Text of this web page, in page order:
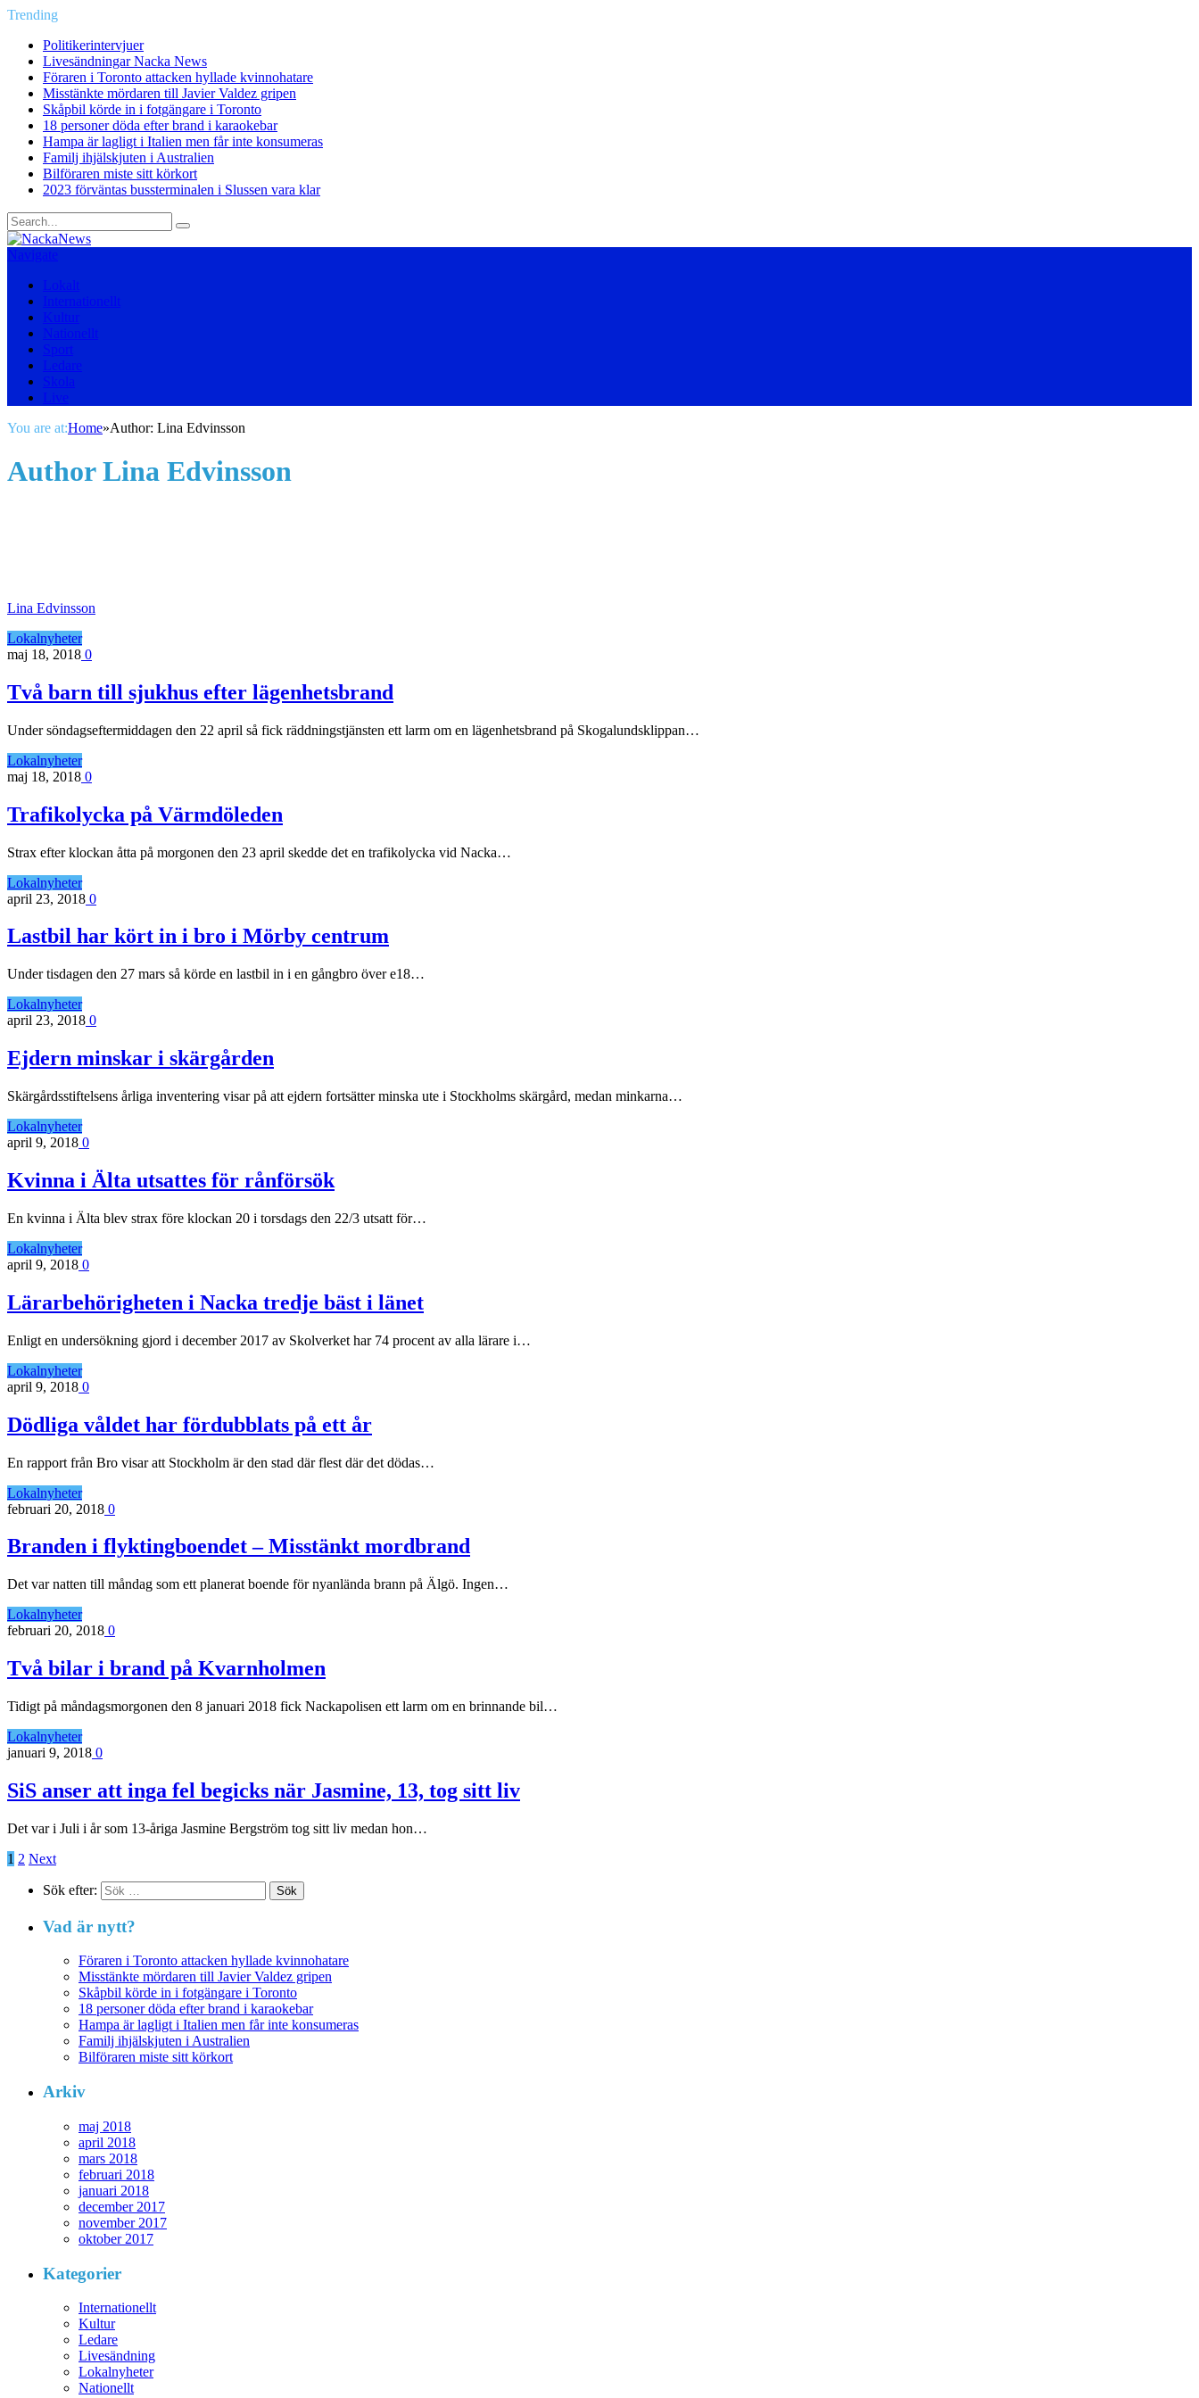
Trending
Politikerintervjuer
Livesändningar Nacka News
Föraren i Toronto attacken hyllade kvinnohatare
Misstänkte mördaren till Javier Valdez gripen
Skåpbil körde in i fotgängare i Toronto
18 personer döda efter brand i karaokebar
Hampa är lagligt i Italien men får inte konsumeras
Familj ihjälskjuten i Australien
Bilföraren miste sitt körkort
2023 förväntas bussterminalen i Slussen vara klar
Navigate
Lokalt
Internationellt
Kultur
Nationellt
Sport
Ledare
Skola
Live
You are at:Home»Author: Lina Edvinsson
AuthorLina Edvinsson
Lina Edvinsson
Lokalnyheter
maj 18, 2018 0
Två barn till sjukhus efter lägenhetsbrand
Under söndagseftermiddagen den 22 april så fick räddningstjänsten ett larm om en lägenhetsbrand på Skogalundsklippan…
Lokalnyheter
maj 18, 2018 0
Trafikolycka på Värmdöleden
Strax efter klockan åtta på morgonen den 23 april skedde det en trafikolycka vid Nacka…
Lokalnyheter
april 23, 2018 0
Lastbil har kört in i bro i Mörby centrum
Under tisdagen den 27 mars så körde en lastbil in i en gångbro över e18…
Lokalnyheter
april 23, 2018 0
Ejdern minskar i skärgården
Skärgårdsstiftelsens årliga inventering visar på att ejdern fortsätter minska ute i Stockholms skärgård, medan minkarna…
Lokalnyheter
april 9, 2018 0
Kvinna i Älta utsattes för rånförsök
En kvinna i Älta blev strax före klockan 20 i torsdags den 22/3 utsatt för…
Lokalnyheter
april 9, 2018 0
Lärarbehörigheten i Nacka tredje bäst i länet
Enligt en undersökning gjord i december 2017 av Skolverket har 74 procent av alla lärare i…
Lokalnyheter
april 9, 2018 0
Dödliga våldet har fördubblats på ett år
En rapport från Bro visar att Stockholm är den stad där flest där det dödas…
Lokalnyheter
februari 20, 2018 0
Branden i flyktingboendet – Misstänkt mordbrand
Det var natten till måndag som ett planerat boende för nyanlända brann på Älgö. Ingen…
Lokalnyheter
februari 20, 2018 0
Två bilar i brand på Kvarnholmen
Tidigt på måndagsmorgonen den 8 januari 2018 fick Nackapolisen ett larm om en brinnande bil…
Lokalnyheter
januari 9, 2018 0
SiS anser att inga fel begicks när Jasmine, 13, tog sitt liv
Det var i Juli i år som 13-åriga Jasmine Bergström tog sitt liv medan hon…
1 2 Next
Sök efter:
Vad är nytt?
Föraren i Toronto attacken hyllade kvinnohatare
Misstänkte mördaren till Javier Valdez gripen
Skåpbil körde in i fotgängare i Toronto
18 personer döda efter brand i karaokebar
Hampa är lagligt i Italien men får inte konsumeras
Familj ihjälskjuten i Australien
Bilföraren miste sitt körkort
Arkiv
maj 2018
april 2018
mars 2018
februari 2018
januari 2018
december 2017
november 2017
oktober 2017
Kategorier
Internationellt
Kultur
Ledare
Livesändning
Lokalnyheter
Nationellt